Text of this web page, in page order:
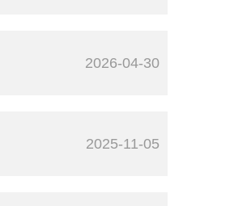
2026-04-30
2025-11-05